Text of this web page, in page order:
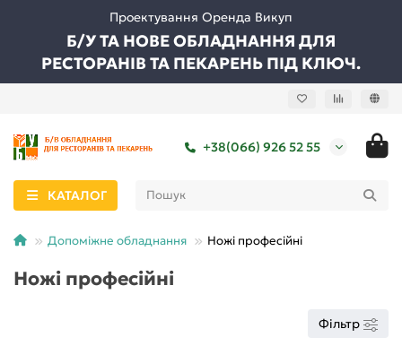
Проектування Оренда Викуп
Б/У ТА НОВЕ ОБЛАДНАННЯ ДЛЯ
РЕСТОРАНІВ ТА ПЕКАРЕНЬ ПІД КЛЮЧ.
+38(066) 926 52 55
КАТАЛОГ
Допоміжне обладнання Ножі професійні
Ножі професійні
Фільтр